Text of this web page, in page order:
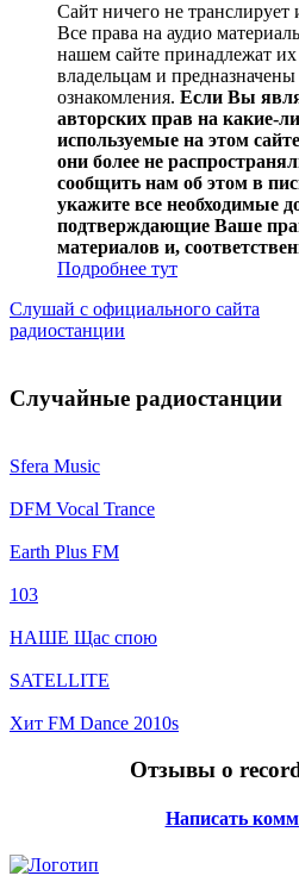
Сайт ничего не транслирует
Все права на аудио
нашем сайте принадлежат
владельцам и предназначены
ознакомления. Если Вы
авторских прав на какие-
используемые на этом
они более не
сообщить нам об этом в
укажите все необходимые
подтверждающие Ваше
материалов и,
Подробнее тут
Слушай с официального сайта
радиостанции
Случайные радиостанции
Sfera Music
DFM Vocal Trance
Earth Plus FM
103
НАШЕ Щас спою
SATELLITE
Хит FM Dance 2010s
Отзывы о
Написать